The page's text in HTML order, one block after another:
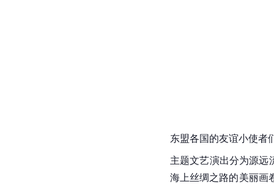
东盟各国的友谊小使者
主题文艺演出分为源远
海上丝绸之路的美丽画